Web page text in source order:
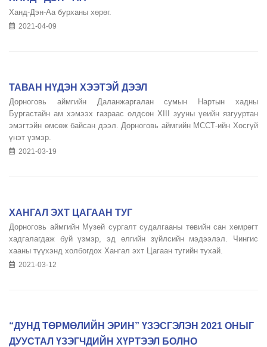
Ханд-Дэн-Аа бурханы хөрөг.
2021-04-09
ТАВАН НҮДЭН ХЭЭТЭЙ ДЭЭЛ
Дорноговь аймгийн Даланжаргалан сумын Нартын хадны
Бургастайн ам хэмээх газраас олдсон XIII зууны үеийн язгууртан
эмэгтэйн өмсөж байсан дээл. Дорноговь аймгийн МССТ-ийн Хосгүй
үнэт үзмэр.
2021-03-19
ХАНГАЛ ЭХТ ЦАГААН ТУГ
Дорноговь аймгийн Музей сургалт судалгааны төвийн сан хөмрөгт
хадгалагдаж буй үзмэр, эд өлгийн зүйлсийн мэдээлэл. Чингис
хааны түүхэнд холбогдох Хангал эхт Цагаан тугийн тухай.
2021-03-12
“ДУНД ТӨРМӨЛИЙН ЭРИН” ҮЗЭСГЭЛЭН 2021 ОНЫГ
ДУУСТАЛ ҮЗЭГЧДИЙН ХҮРТЭЭЛ БОЛНО